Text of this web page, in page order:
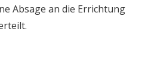
Absage an die Errichtung